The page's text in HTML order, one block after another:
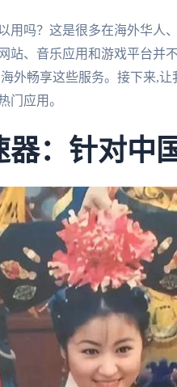
用吗？这是很多在海外华人
站、音乐应用和游戏平台并
外畅享这些服务。接下来,
门应用。
器：针对中